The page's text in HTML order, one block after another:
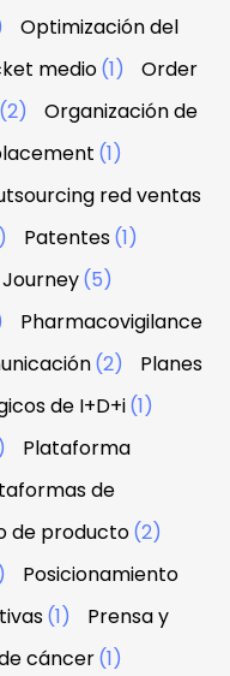
Optimización del
medio(1)
Order
(2)
Organización de
(1)
red ventas
Patentes(1)
(5)
Pharmacovigilance
(2)
Planes
de I+D+i(1)
Plataforma
de
de producto(2)
Posicionamiento
(1)
Prensa y
cáncer(1)